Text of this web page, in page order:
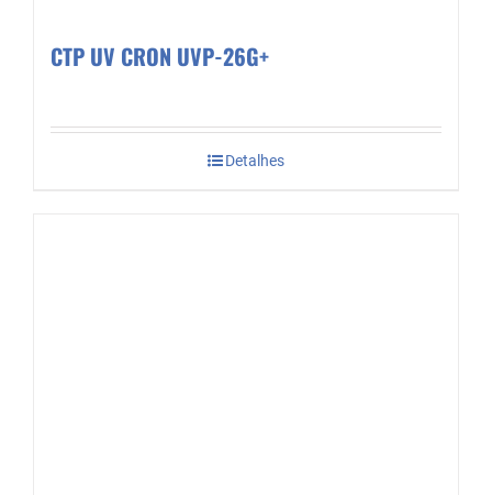
CTP UV CRON UVP-26G+
Detalhes